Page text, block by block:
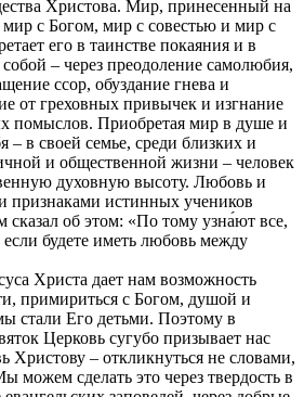
Христова. Мир, принесенный на
с Богом, мир с совестью и мир с
его в таинстве покаяния и в
– через преодоление самолюбия,
ссор, обуздание гнева и
от греховных привычек и изгнание
помыслов. Приобретая мир в душе и
– в своей семье, среди близких и
и общественной жизни – человек
духовную высоту. Любовь и
признаками истинных учеников
об этом: «По тому узна́ют все,
будете иметь любовь между
Христа дает нам возможность
примириться с Богом, душой и
стали Его детьми. Поэтому в
Церковь сугубо призывает нас
Христову – откликнуться не словами,
можем сделать это через твердость в